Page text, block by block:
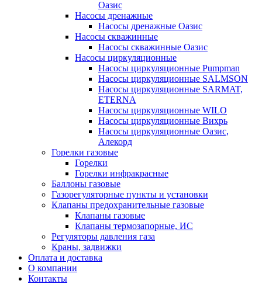
Оазис
Насосы дренажные
Насосы дренажные Оазис
Насосы скважинные
Насосы скважинные Оазис
Насосы циркуляционные
Насосы циркуляционные Pumpman
Насосы циркуляционные SALMSON
Насосы циркуляционные SARMAT,
ETERNA
Насосы циркуляционные WILO
Насосы циркуляционные Вихрь
Насосы циркуляционные Оазис,
Алекорд
Горелки газовые
Горелки
Горелки инфракрасные
Баллоны газовые
Газорегуляторные пункты и установки
Клапаны предохранительные газовые
Клапаны газовые
Клапаны термозапорные, ИС
Регуляторы давления газа
Краны, задвижки
Оплата и доставка
О компании
Контакты